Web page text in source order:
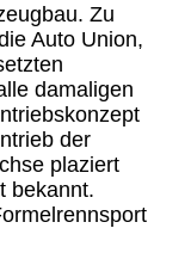
Zu
Auto Union,
damaligen
der
plaziert
bekannt.